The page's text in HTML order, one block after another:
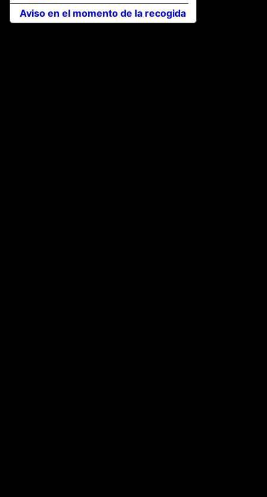
Aviso en el momento de la recogida